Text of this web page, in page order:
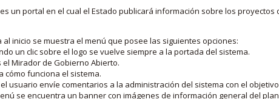
un portal en el cual el Estado publicará información sobre los
inicio se muestra el menú que posee las siguientes opciones:
un clic sobre el logo se vuelve siempre a la portada del sistema.
el Mirador de Gobierno Abierto.
cómo funciona el sistema.
usuario envíe comentarios a la administración del sistema con el
se encuentra un banner con imágenes de información general del